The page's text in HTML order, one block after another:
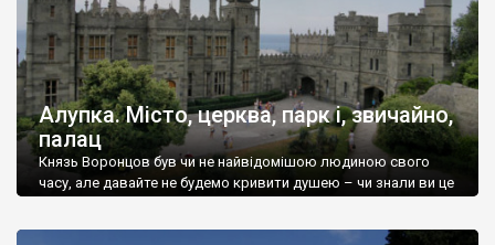
Алупка. Місто, церква, парк і, звичайно,
палац
Князь Воронцов був чи не найвідомішою людиною свого
часу, але давайте не будемо кривити душею – чи знали ви це